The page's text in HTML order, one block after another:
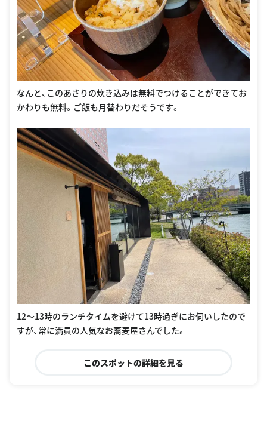
なんと、このあさりの炊き込みは無料でつけることができてお
かわりも無料。ご飯も月替わりだそうです。
12〜13時のランチタイムを避けて13時過ぎにお伺いしたので
すが、常に満員の人気なお蕎麦屋さんでした。
このスポットの詳細を見る